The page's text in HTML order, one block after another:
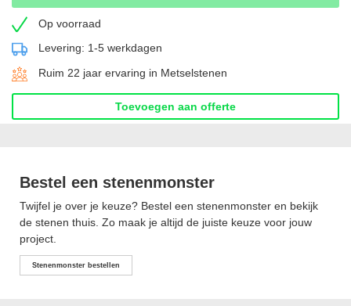
Op voorraad
Levering: 1-5 werkdagen
Ruim 22 jaar ervaring in Metselstenen
Toevoegen aan offerte
Bestel een stenenmonster
Twijfel je over je keuze? Bestel een stenenmonster en bekijk
de stenen thuis. Zo maak je altijd de juiste keuze voor jouw
project.
Stenenmonster bestellen